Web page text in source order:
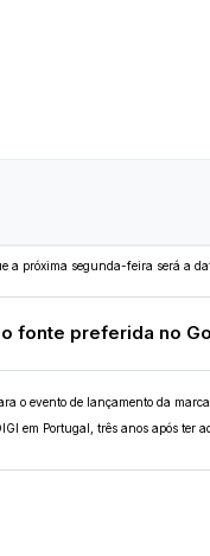
próxima segunda-feira será a
fonte preferida no
o evento de lançamento da
em Portugal, três anos após